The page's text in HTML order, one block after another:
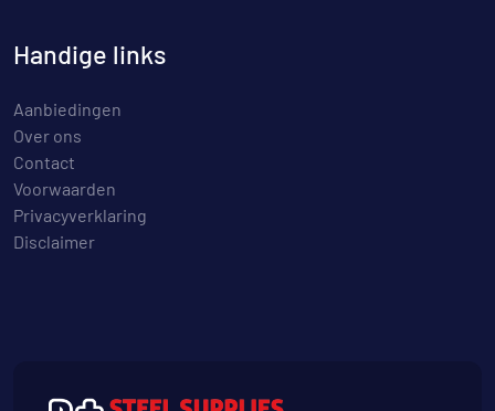
Handige links
Aanbiedingen
Over ons
Contact
Voorwaarden
Privacyverklaring
Disclaimer